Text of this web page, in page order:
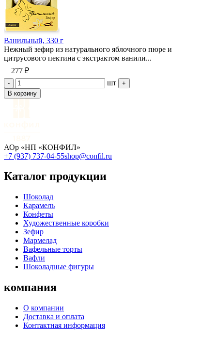
Ванильный, 330 г
Нежный зефир из натурального яблочного пюре и
цитрусового пектина с экстрактом ванили...
277 ₽
- шт
+
В корзину
АОр «НП «КОНФИЛ»
+7 (937) 737-04-55shop@confil.ru
Каталог продукции
Шоколад
Карамель
Конфеты
Художественные коробки
Зефир
Мармелад
Вафельные торты
Вафли
Шоколадные фигуры
компания
О компании
Доставка и оплата
Контактная информация